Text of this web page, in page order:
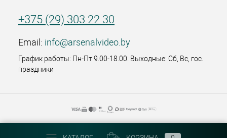
+375 (29) 303 22 30
Email: info@arsenalvideo.by
График работы: Пн-Пт 9.00-18.00. Выходные: Сб, Вс, гос.
праздники